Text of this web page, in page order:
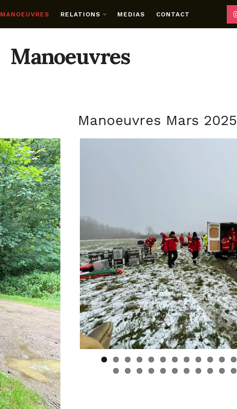
MANOEUVRES RELATIONS MEDIAS CONTACT
Manoeuvres
Manoeuvres Mars 2025